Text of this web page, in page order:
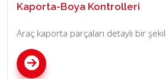
Kaporta-Boya Kontrolleri
Araç kaporta parçaları detaylı bir